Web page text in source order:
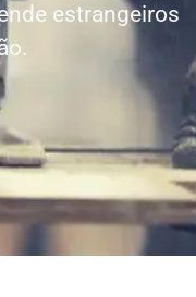
estrangeiros